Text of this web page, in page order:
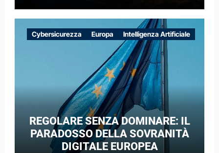
CASO DELLE RETI ELETTRICHE
EUROPEE NEL CONTESTO DELLA
GUERRA IBRIDA
Cybersicurezza Europa Intelligenza Artificiale
REGOLARE SENZA DOMINARE: IL
PARADOSSO DELLA SOVRANITÀ
DIGITALE EUROPEA